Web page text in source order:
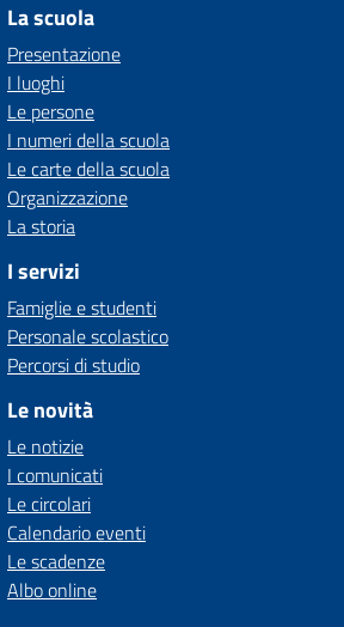
La scuola
Presentazione
I luoghi
Le persone
I numeri della scuola
Le carte della scuola
Organizzazione
La storia
I servizi
Famiglie e studenti
Personale scolastico
Percorsi di studio
Le novità
Le notizie
I comunicati
Le circolari
Calendario eventi
Le scadenze
Albo online